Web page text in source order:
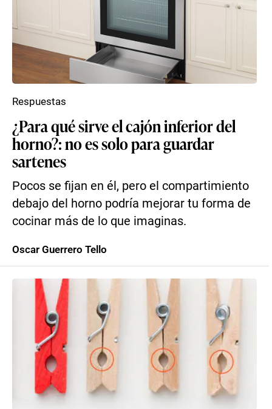
¿Para qué sirve el cajón inferior del
horno?: no es solo para guardar
sartenes
Pocos se fijan en él, pero el compartimiento
debajo del horno podría mejorar tu forma de
cocinar más de lo que imaginas.
Respuestas
Oscar Guerrero Tello